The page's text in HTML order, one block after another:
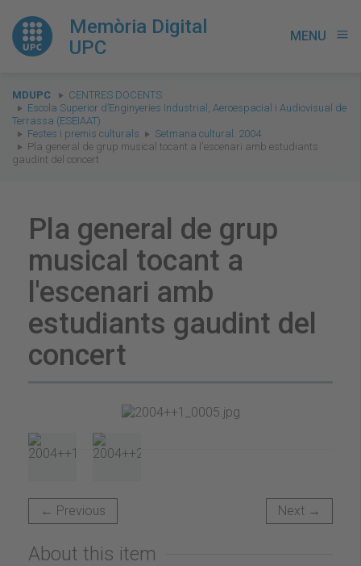
Memòria Digital
UPC
MENU menu
You
are
here:
MDUPC
CENTRES DOCENTS
Escola Superior d’Enginyeries Industrial, Aeroespacial i Audiovisual de
Terrassa (ESEIAAT)
Festes i premis culturals
Setmana cultural. 2004
Pla general de grup musical tocant a l'escenari amb estudiants
gaudint del concert
Pla general de grup
musical tocant a
l'escenari amb
estudiants gaudint del
concert
← Previous Next →
About this item